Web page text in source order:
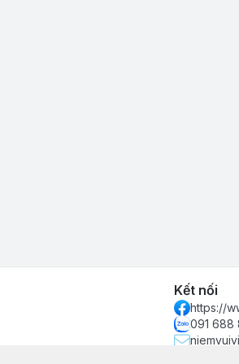
Kết nối
https://
091 688